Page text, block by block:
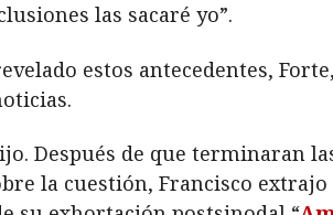
las sacaré yo”.
estos antecedentes,
Después de que terminaran
la cuestión, Francisco